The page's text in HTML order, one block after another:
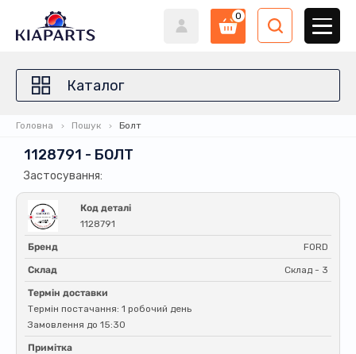
0
Каталог
Головна Пошук Болт
1128791 - БОЛТ
Застосування:
Код деталі
1128791
Бренд FORD
Склад Склад - 3
Термін доставки
Термін постачання: 1 робочий день
Замовлення до 15:30
Примітка